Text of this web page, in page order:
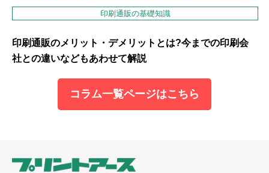
印刷通販の基礎知識
印刷通販のメリット・デメリットとは?今までの印刷会
社との違いなどもあわせて解説
コラム一覧ページはこちら